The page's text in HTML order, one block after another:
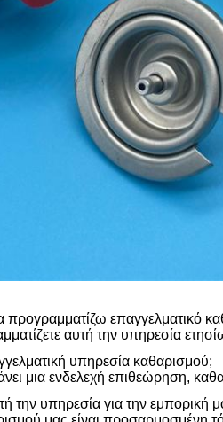
επαγγελματικό
αυτή την υπηρεσία
υπηρεσία καθαρισμού;
μια ενδελεχή επιθεώρηση,
υπηρεσία για την εμπορική